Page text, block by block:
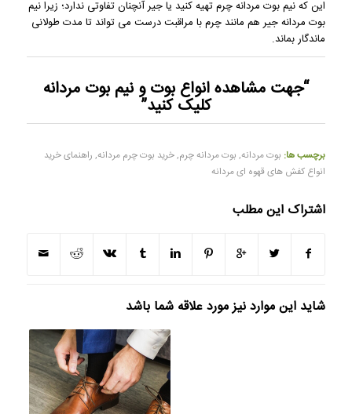
این که نیم بوت مردانه چرم تهیه کنید یا جیر آنچنان تفاوتی ندارد؛ زیرا نیم
بوت مردانه جیر هم مانند چرم با مراقبت درست می تواند تا مدت طولانی
ماندگار بماند.
“جهت مشاهدهانواع بوت و نیم بوت مردانه
کلیک کنید”
برچسب ها: بوت مردانه, بوت مردانه چرم,خرید بوت چرم مردانه, راهنمای خرید
انواع کفش های قهوه ای مردانه
اشتراک این مطلب
شاید این موارد نیز مورد علاقه شما باشد